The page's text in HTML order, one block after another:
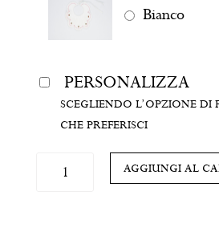
Bianco
PERSONALIZZA
SCEGLIENDO L’OPZIONE DI
CHE PREFERISCI
Bavaglino
AGGIUNGI AL